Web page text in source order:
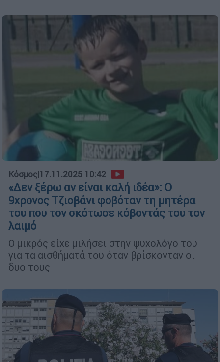
Κόσμος|17.11.2025 10:42
«Δεν ξέρω αν είναι καλή ιδέα»: Ο
9χρονος Τζιοβάνι φοβόταν τη μητέρα
του που τον σκότωσε κόβοντάς του τον
λαιμό
Ο μικρός είχε μιλήσει στην ψυχολόγο του
για τα αισθήματά του όταν βρίσκονταν οι
δυο τους